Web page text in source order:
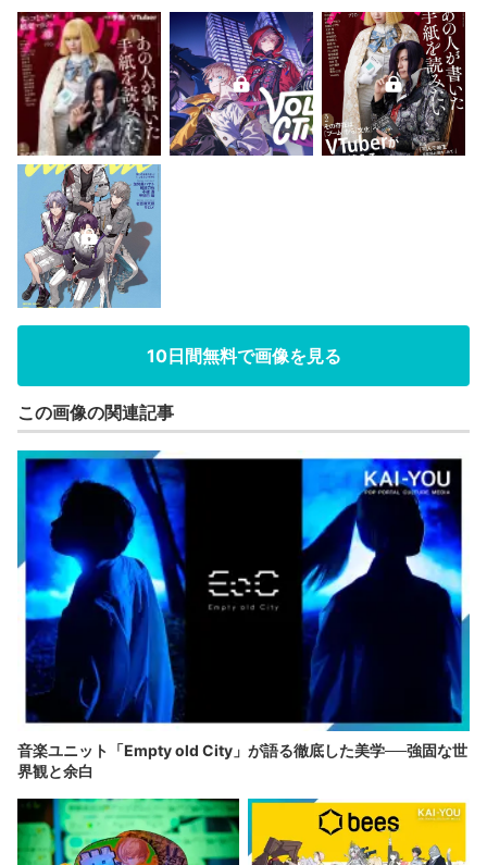
10日間無料で画像を見る
この画像の関連記事
音楽ユニット「Empty old City」が語る徹底した美学──強固な世
界観と余白